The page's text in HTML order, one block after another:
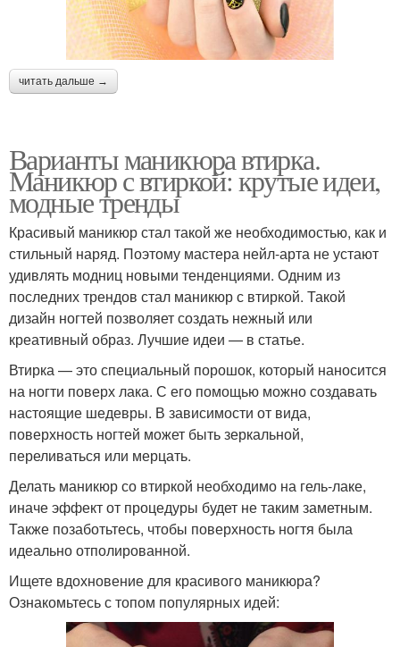
читать дальше →
Варианты маникюра втирка.
Маникюр с втиркой: крутые идеи,
модные тренды
Красивый маникюр стал такой же необходимостью, как и
стильный наряд. Поэтому мастера нейл-арта не устают
удивлять модниц новыми тенденциями. Одним из
последних трендов стал маникюр с втиркой. Такой
дизайн ногтей позволяет создать нежный или
креативный образ. Лучшие идеи — в статье.
Втирка — это специальный порошок, который наносится
на ногти поверх лака. С его помощью можно создавать
настоящие шедевры. В зависимости от вида,
поверхность ногтей может быть зеркальной,
переливаться или мерцать.
Делать маникюр со втиркой необходимо на гель-лаке,
иначе эффект от процедуры будет не таким заметным.
Также позаботьтесь, чтобы поверхность ногтя была
идеально отполированной.
Ищете вдохновение для красивого маникюра?
Ознакомьтесь с топом популярных идей: